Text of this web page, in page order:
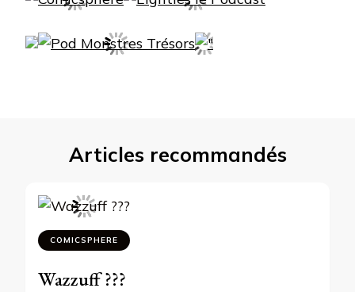
Articles recommandés
COMICSPHERE
Wazzuff ???